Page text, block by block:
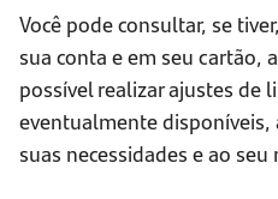
Você pode consultar, se
sua conta e em seu cartão,
possível realizar ajustes de
eventualmente
suas necessidades e ao